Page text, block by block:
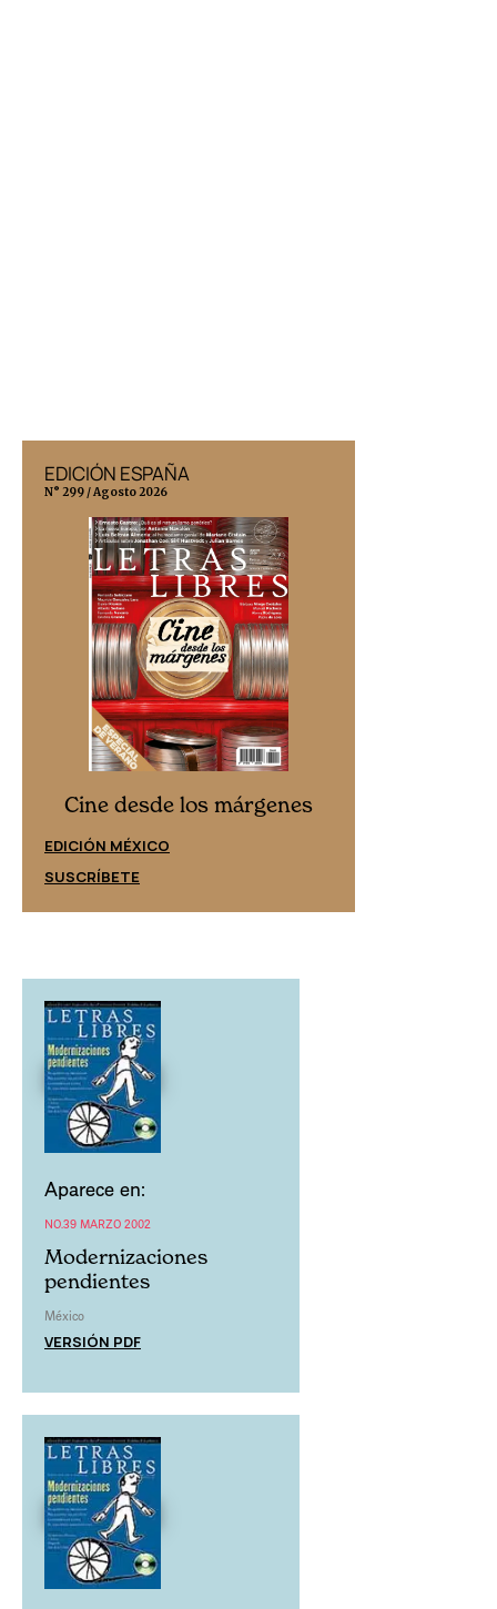
EDICIÓN ESPAÑA
N° 299 / Agosto 2026
Cine desde los márgenes
EDICIÓN MÉXICO
SUSCRÍBETE
Aparece en:
NO.39 MARZO 2002
Modernizaciones
pendientes
México
VERSIÓN PDF